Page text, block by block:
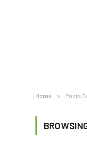
Home » Posts